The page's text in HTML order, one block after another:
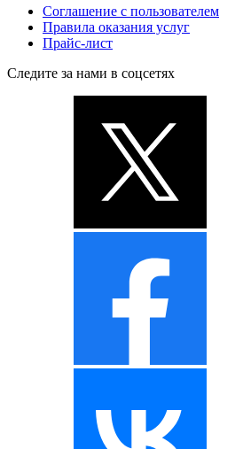
Соглашение с пользователем
Правила оказания услуг
Прайс-лист
Следите за нами в соцсетях